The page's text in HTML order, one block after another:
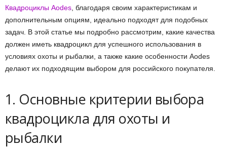
Квадроциклы Aodes , благодаря своим характеристикам и
дополнительным опциям, идеально подходят для подобных
задач. В этой статье мы подробно рассмотрим, какие качества
должен иметь квадроцикл для успешного использования в
условиях охоты и рыбалки, а также какие особенности Aodes
делают их подходящим выбором для российского покупателя.
1. Основные критерии выбора
квадроцикла для охоты и
рыбалки